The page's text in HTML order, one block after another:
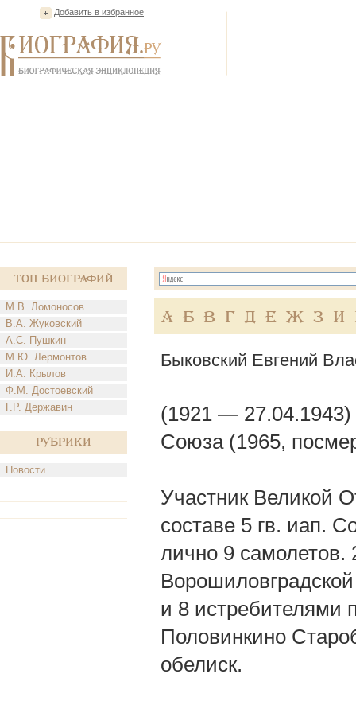
Добавить в избранное
Топ Биографий
М.В. Ломоносов
В.А. Жуковский
А.С. Пушкин
М.Ю. Лермонтов
И.А. Крылов
Ф.М. Достоевский
Г.Р. Державин
Рубрики
Новости
А Б В Г Д Е Ж З И
Быковский Евгений
(1921 — 27.04.1943)
Союза (1965,
Участник Великой
составе 5 гв. иап.
лично 9 самолетов.
и 8 истребителями
Половинкино
обелиск.